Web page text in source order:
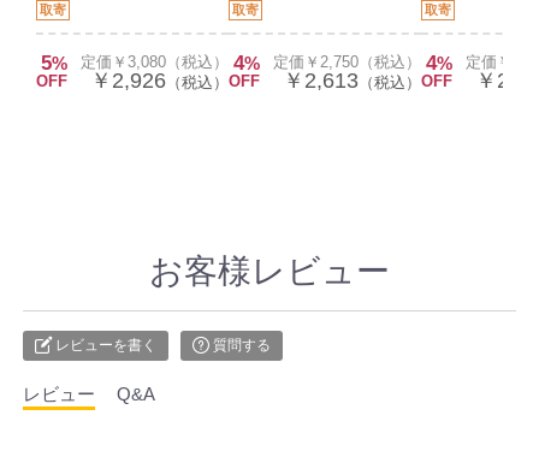
取寄
5%
OFF
定価￥3,080（税込）
￥2,926 （税込）
取寄
4%
OFF
定価￥2,750（税込）
￥2,613 （税込）
取寄
4%
OFF
定価￥
￥
お客様レビュー
レビューを書く 質問する
レビュー Q&A